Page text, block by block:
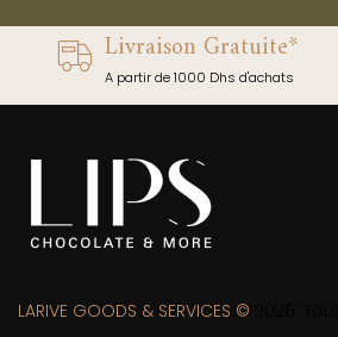
Livraison Gratuite*
A partir de 1000 Dhs d'achats
LARIVE GOODS & SERVICES ©